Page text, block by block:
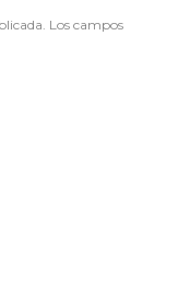
Los campos